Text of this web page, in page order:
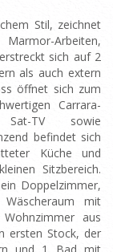
Stil, zeichnet
Arbeiten,
sich auf 2
als auch extern
öffnet sich zum
Carrara-
Sat-TV sowie
befindet sich
Küche und
Sitzbereich.
Doppelzimmer,
mit
aus
ersten Stock, der